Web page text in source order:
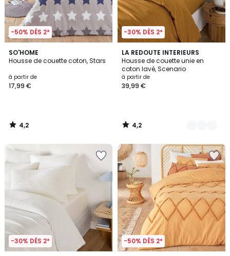
-50% DÈS 2*
SO'HOME
Housse de couette coton, Stars
à partir de
17,99 €
4,2
/ 5
4,2
/
-30% DÈS 2*
LA REDOUTE INTERIEURS
Housse de couette unie en
coton lavé, Scenario
à partir de
39,99 €
4,2
/ 5
18
Couleurs
4,2
/
-30% DÈS 2* -50% DÈS 2*